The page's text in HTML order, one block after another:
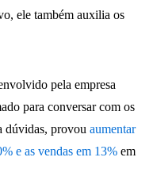
ele também auxilia os
pela empresa
para conversar com os
dúvidas, provou aumentar
e as vendas em 13% em